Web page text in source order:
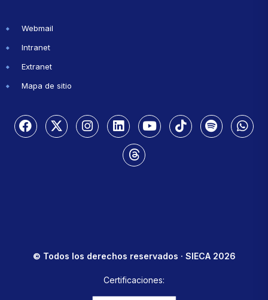
Webmail
Intranet
Extranet
Mapa de sitio
© Todos los derechos reservados · SIECA 2026
Certificaciones: